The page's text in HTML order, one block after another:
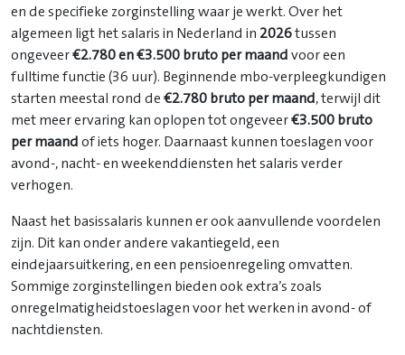
en de specifieke zorginstelling waar je werkt. Over het
algemeen ligt het salaris in Nederland in 2026tussen
ongeveer€2.780 en €3.500 bruto per maand voor een
fulltime functie (36 uur). Beginnende mbo-verpleegkundigen
starten meestal rond de €2.780 bruto per maand, terwijl dit
met meer ervaring kan oplopen tot ongeveer€3.500 bruto
per maand of iets hoger. Daarnaast kunnen toeslagen voor
avond-, nacht- en weekenddiensten het salaris verder
verhogen.
Naast het basissalaris kunnen er ook aanvullende voordelen
zijn. Dit kan onder andere vakantiegeld, een
eindejaarsuitkering, en een pensioenregeling omvatten.
Sommige zorginstellingen bieden ook extra’s zoals
onregelmatigheidstoeslagen voor het werken in avond- of
nachtdiensten.